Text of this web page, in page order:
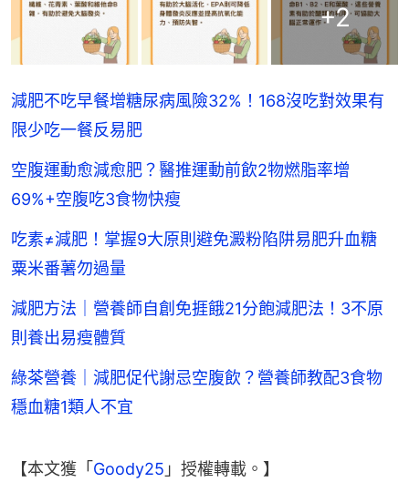
+2
減肥不吃早餐增糖尿病風險32%！168沒吃對效果有
限少吃一餐反易肥
空腹運動愈減愈肥？醫推運動前飲2物燃脂率增
69%+空腹吃3食物快瘦
吃素≠減肥！掌握9大原則避免澱粉陷阱易肥升血糖
粟米番薯勿過量
減肥方法｜營養師自創免捱餓21分飽減肥法！3不原
則養出易瘦體質
綠茶營養｜減肥促代謝忌空腹飲？營養師教配3食物
穩血糖1類人不宜
【本文獲「 Goody25 」授權轉載。】